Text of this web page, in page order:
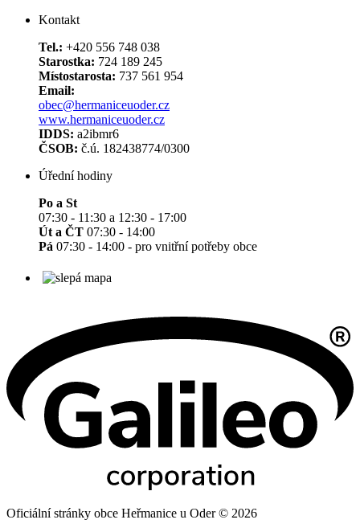
Kontakt
Tel.: +420 556 748 038
Starostka: 724 189 245
Místostarosta: 737 561 954
Email:
obec@hermaniceuoder.cz
www.hermaniceuoder.cz
IDDS: a2ibmr6
ČSOB: č.ú. 182438774/0300
Úřední hodiny
Po a St
07:30 - 11:30 a 12:30 - 17:00
Út a ČT 07:30 - 14:00
Pá 07:30 - 14:00 - pro vnitřní potřeby obce
Oficiální stránky obce Heřmanice u Oder © 2026